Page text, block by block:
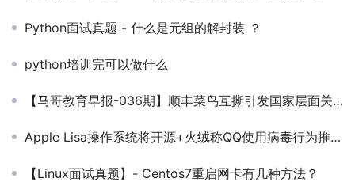
Python面试真题 - 什么是元组的解封装 ？
python培训完可以做什么
【马哥教育早报-036期】顺丰菜鸟互撕引发国家层面关注+特朗普强硬退出巴黎协定
Apple Lisa操作系统将开源+火绒称QQ使用病毒行为推广产品【马哥教育早报-170期】
【Linux面试真题】- Centos7重启⽹卡有⼏种⽅法？